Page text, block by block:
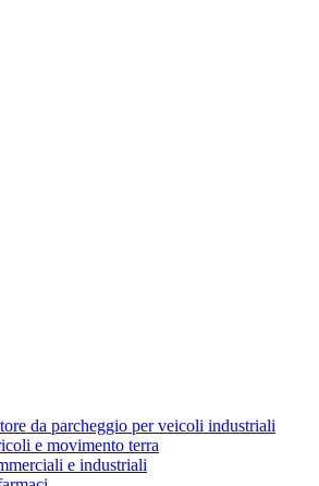
da parcheggio per veicoli industriali
e movimento terra
e industriali